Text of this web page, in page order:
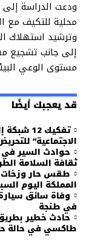
ودعت الدراسة إلى
محلية للتكيف مع
وترشيد استهلاك
إلى جانب تشجيع
مستوى الوعي
قد يعجبك أيضًا
تفكيك
الاجتماعية”
حوادث السير
ثقافة السلامة
طقس حار وزخات
المملكة اليوم
وفاة سائق
في طنجة
طاكسي في حالة